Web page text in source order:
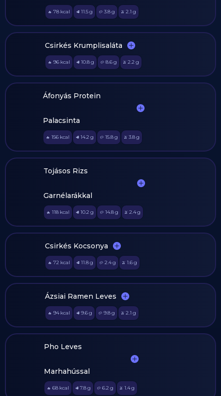
🔥 78 kcal 🥩 11.5g 🥔 3.8g 🫒 2.1 g
Csirkés Krumplisaláta
🔥 96 kcal 🥩 10.8g 🥔 8.6g 🫒 2.2 g
Áfonyás Protein
Palacsinta
🔥 156 kcal 🥩 14.2 g 🥔 15.8g 🫒 3.8g
Tojásos Rizs
Garnélarákkal
🔥 118 kcal 🥩 10.2 g 🥔 14.8g 🫒 2.4g
Csirkés Kocsonya
🔥 72 kcal 🥩 11.8g 🥔 2.4g 🫒 1.6g
Ázsiai Ramen Leves
🔥 94 kcal 🥩 9.6g 🥔 9.8g 🫒 2.1 g
Pho Leves
Marhahússal
🔥 68 kcal 🥩 7.8g 🥔 6.2 g 🫒 1.4g